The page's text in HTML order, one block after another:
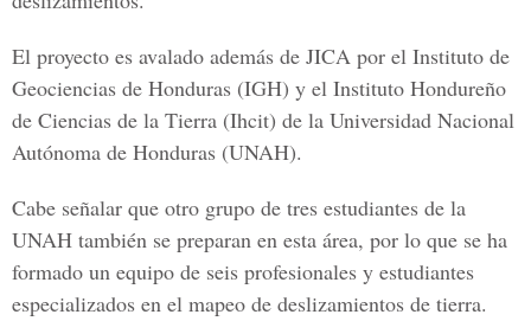
El proyecto es avalado además de JICA por el Instituto de
Geociencias de Honduras (IGH) y el Instituto Hondureño
de Ciencias de la Tierra (Ihcit) de la Universidad Nacional
Autónoma de Honduras (UNAH).
Cabe señalar que otro grupo de tres estudiantes de la
UNAH también se preparan en esta área, por lo que se ha
formado un equipo de seis profesionales y estudiantes
especializados en el mapeo de deslizamientos de tierra.